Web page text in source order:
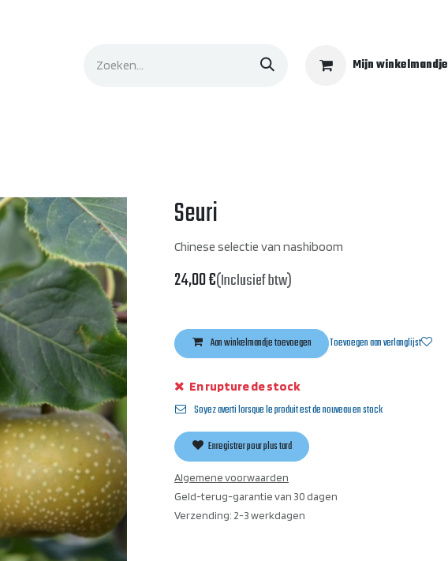
Mijn winkelmandje
Seuri
Chinese selectie van nashiboom
24,00€(Inclusief btw)
Aan winkelmandje toevoegen Toevoegen aan verlanglijst
En rupture de stock
Soyez averti lorsque le produit est de nouveau en stock
Enregistrer pour plus tard
Algemene voorwaarden
Geld-terug-garantie van 30 dagen
Verzending: 2-3 werkdagen